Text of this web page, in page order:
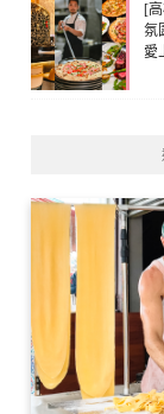
[
氛
愛